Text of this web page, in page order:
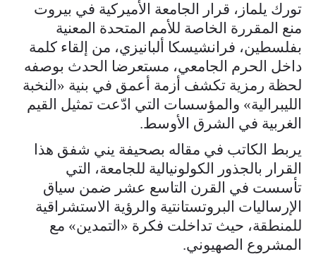
تورك يلماز، قرار الجامعة الأميركية في بيروت
منع المقررة الخاصة للأمم المتحدة المعنية
بفلسطين، فرانشيسكا ألبانيزي، من إلقاء كلمة
داخل الحرم الجامعي، مستعرضا الحدث بوصفه
لحظة رمزية تكشف أزمة أعمق في بنية «النخبة
الليبرالية» والمؤسسات التي ادّعت تمثيل القيم
الغربية في الشرق الأوسط.
يربط الكاتب في مقاله بصحيفة يني شفق هذا
القرار بالجذور الكولونيالية للجامعة، التي
تأسست في القرن التاسع عشر ضمن سياق
الإرساليات البروتستانتية والرؤية الاستشراقية
للمنطقة، حيث تداخلت فكرة «التمدين» مع
المشروع الصهيوني.